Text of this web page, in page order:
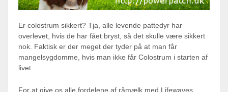
Er colostrum sikkert? Tja, alle levende pattedyr har
overlevet, hvis de har fået bryst, så det skulle være sikkert
nok. Faktisk er der meget der tyder på at man får
mangelsygdomme, hvis man ikke får Colostrum i starten af
livet.
For at give os alle fordelene af råmælk med Lifewaves